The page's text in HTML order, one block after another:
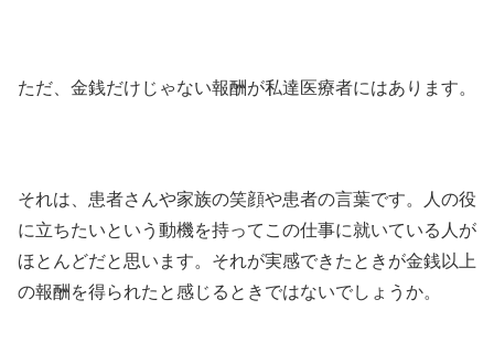
ただ、金銭だけじゃない報酬が私達医療者にはあります。
それは、患者さんや家族の笑顔や患者の言葉です。人の役
に立ちたいという動機を持ってこの仕事に就いている人が
ほとんどだと思います。それが実感できたときが金銭以上
の報酬を得られたと感じるときではないでしょうか。